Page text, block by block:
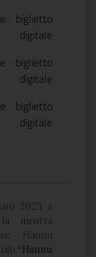
biglietto
digitale
biglietto
digitale
biglietto
digitale
2025 a
mostra
Hannu
“Hannu